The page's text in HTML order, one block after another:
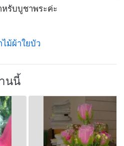
หรับบูชาพระค่ะ
ไม้ผ้าใยบัว
นนี้